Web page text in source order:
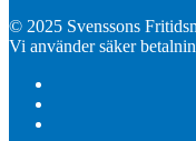
© 2025 Svenssons
Vi använder säker